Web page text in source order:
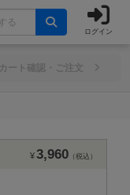
ログイン
カート確認・ご注文
¥3,960 （税込）